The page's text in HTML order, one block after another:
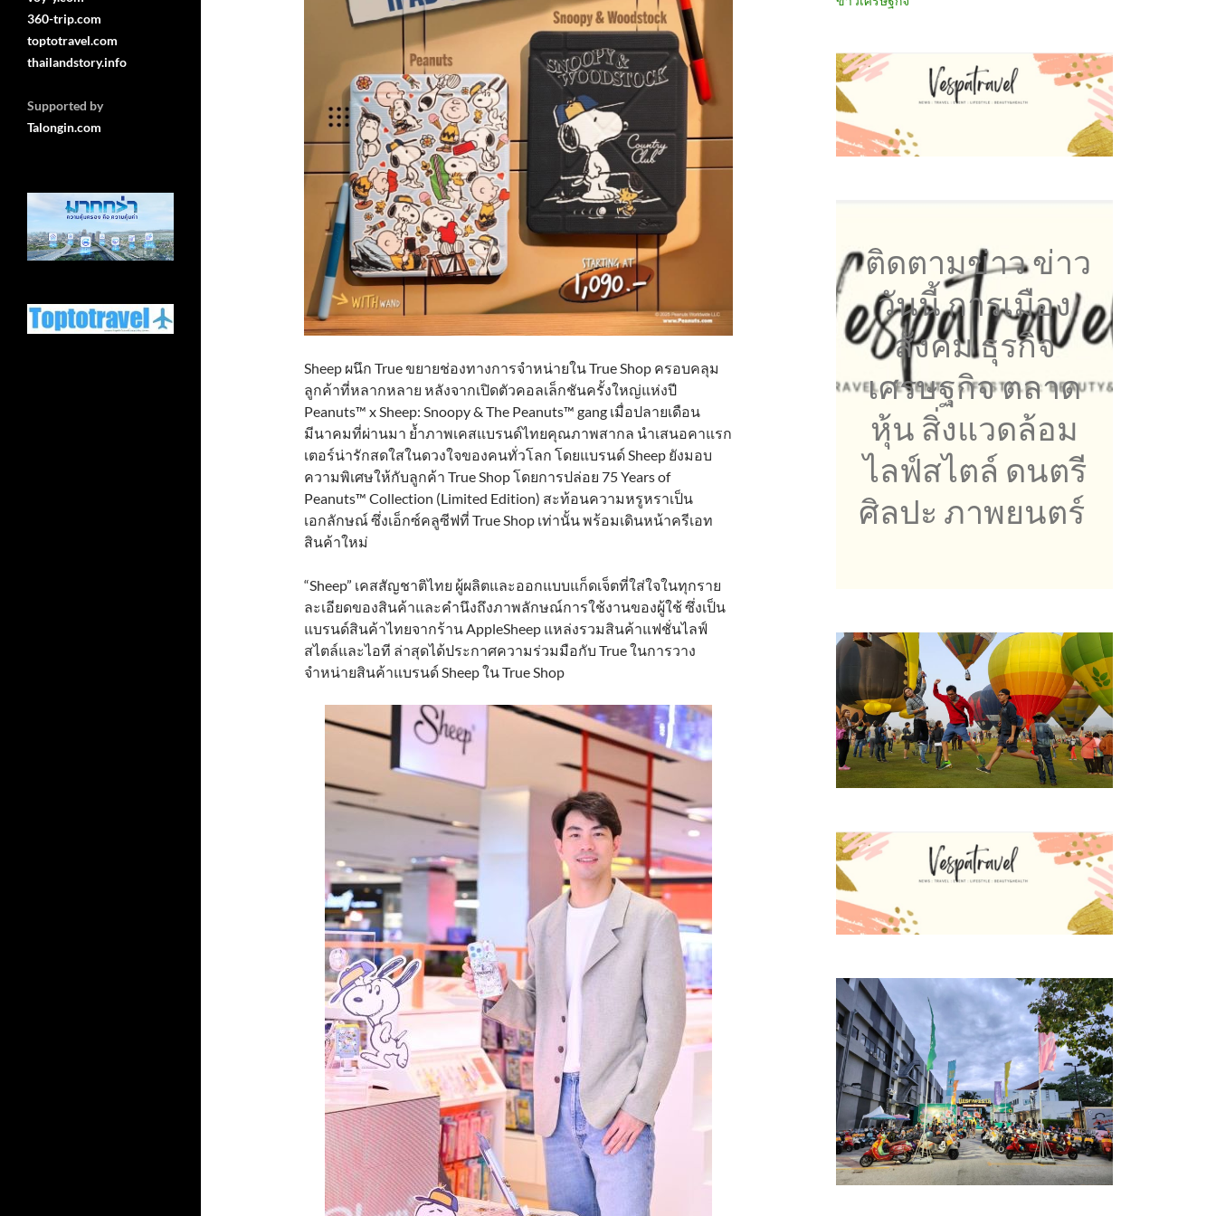
Sheep ผนึก True ขยายช่องทางการจำหน่ายใน True Shop ครอบคลุม
ลูกค้าที่หลากหลาย หลังจากเปิดตัวคอลเล็กชันครั้งใหญ่แห่งปี
Peanuts™ x Sheep: Snoopy & The Peanuts™ gang เมื่อปลายเดือน
มีนาคมที่ผ่านมา ย้ำภาพเคสแบรนด์ไทยคุณภาพสากล นำเสนอคาแรก
เตอร์น่ารักสดใสในดวงใจของคนทั่วโลก โดยแบรนด์ Sheep ยังมอบ
ความพิเศษให้กับลูกค้า True Shop โดยการปล่อย 75 Years of
Peanuts™ Collection (Limited Edition) สะท้อนความหรูหราเป็น
เอกลักษณ์ ซึ่งเอ็กซ์คลูซีฟที่ True Shop เท่านั้น พร้อมเดินหน้าครีเอท
สินค้าใหม่
“Sheep” เคสสัญชาติไทย ผู้ผลิตและออกแบบแก็ดเจ็ตที่ใส่ใจในทุกราย
ละเอียดของสินค้าและคำนึงถึงภาพลักษณ์การใช้งานของผู้ใช้ ซึ่งเป็น
แบรนด์สินค้าไทยจากร้าน AppleSheep แหล่งรวมสินค้าแฟชั่นไลฟ์
สไตล์และไอที ล่าสุดได้ประกาศความร่วมมือกับ True ในการวาง
จำหน่ายสินค้าแบรนด์ Sheep ใน True Shop
ติดตามข่าว ข่าว
วันนี้ การเมือง
สังคม ธุรกิจ
เศรษฐกิจ ตลาด
หุ้น สิ่งแวดล้อม
ไลฟ์สไตล์ ดนตรี
ศิลปะ ภาพยนตร์
360-trip.com
toptotravel.com
thailandstory.info
Supported by
Talongin.com